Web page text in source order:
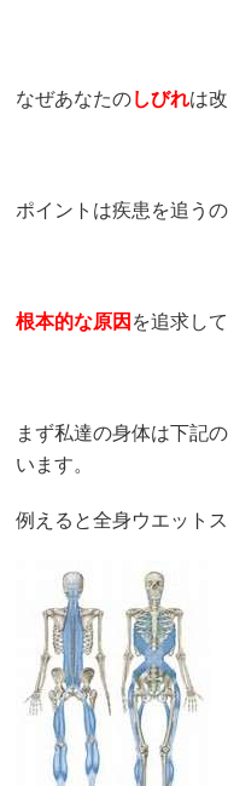
なぜあなたのしびれは
ポイントは疾患を追う
根本的な原因 を追求し
まず私達の身体は下記
います。
例えると全身ウエット